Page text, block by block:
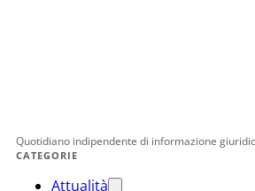
Quotidiano indipendente di informazione
CATEGORIE
Attualità